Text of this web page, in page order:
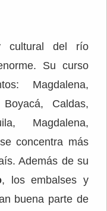
cultural del río
Su curso
Magdalena,
Caldas,
Magdalena,
concentra más
Además de su
, los embalses y
buena parte de